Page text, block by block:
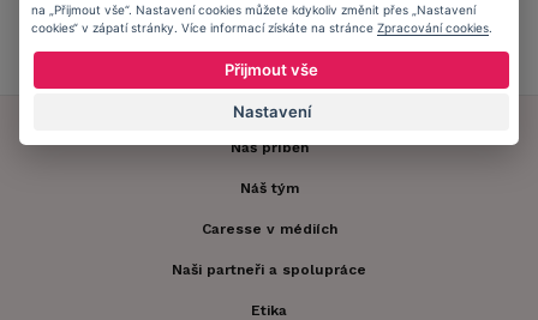
Náš příběh
Náš tým
Caresse v médiích
Naši partneři a spolupráce
Etika
na „Přijmout vše“. Nastavení cookies můžete kdykoliv změnit přes „Nastavení
cookies“ v zápatí stránky. Více informací získáte na stránce Zpracování cookies
Přijmout vše
Nastavení